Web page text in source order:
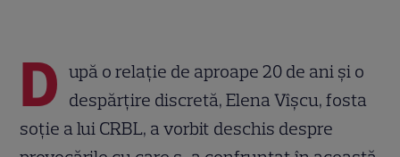
D upă o relație de aproape 20 de ani și o
despărțire discretă, Elena Vîșcu, fosta
soție a lui CRBL, a vorbit deschis despre